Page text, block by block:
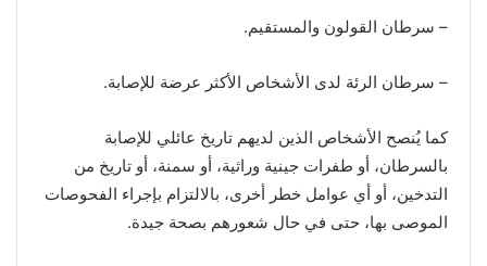
– سرطان القولون والمستقيم.
– سرطان الرئة لدى الأشخاص الأكثر عرضة للإصابة.
كما يُنصح الأشخاص الذين لديهم تاريخ عائلي للإصابة
بالسرطان، أو طفرات جينية وراثية، أو سمنة، أو تاريخ من
التدخين، أو أي عوامل خطر أخرى، بالالتزام بإجراء الفحوصات
الموصى بها، حتى في حال شعورهم بصحة جيدة.